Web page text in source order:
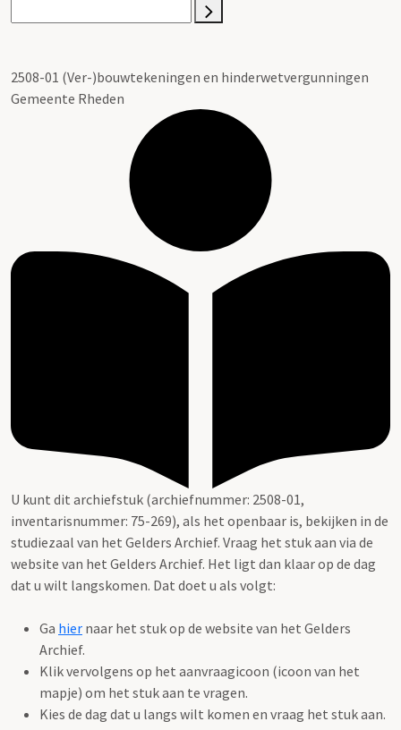
2508-01 (Ver-)bouwtekeningen en hinderwetvergunningen
Gemeente Rheden
U kunt dit archiefstuk (archiefnummer: 2508-01,
inventarisnummer: 75-269), als het openbaar is, bekijken in de
studiezaal van het Gelders Archief. Vraag het stuk aan via de
website van het Gelders Archief. Het ligt dan klaar op de dag
dat u wilt langskomen. Dat doet u als volgt:
Ga hier naar het stuk op de website van het Gelders
Archief.
Klik vervolgens op het aanvraagicoon (icoon van het
mapje) om het stuk aan te vragen.
Kies de dag dat u langs wilt komen en vraag het stuk aan.